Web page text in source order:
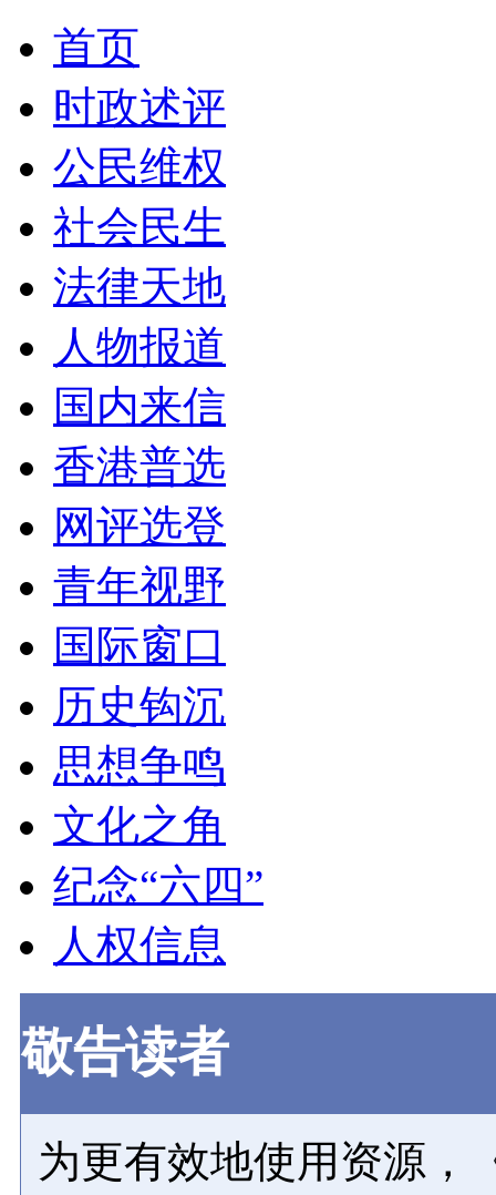
首页
时政述评
公民维权
社会民生
法律天地
人物报道
国内来信
香港普选
网评选登
青年视野
国际窗口
历史钩沉
思想争鸣
文化之角
纪念“六四”
人权信息
敬告读者
为更有效地使用资源，